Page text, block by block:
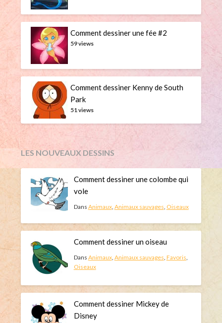
Comment dessiner une fée #2
59 views
Comment dessiner Kenny de South
Park
51 views
LES NOUVEAUX DESSINS
Comment dessiner une colombe qui
vole
Dans Animaux, Animaux sauvages Oiseaux
Comment dessiner un oiseau
Dans Animaux, Animaux sauvages Favoris
Oiseaux
Comment dessiner Mickey de
Disney